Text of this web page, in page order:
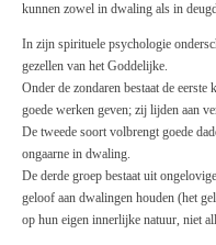
kunnen zowel in dwaling als in
In zijn spirituele psychologie
gezellen van het Goddelijke.
Onder de zondaren bestaat de
goede werken geven; zij lijden aan
De tweede soort volbrengt goede
ongaarne in dwaling.
De derde groep bestaat uit
geloof aan dwalingen houden (het
op hun eigen innerlijke natuur, niet